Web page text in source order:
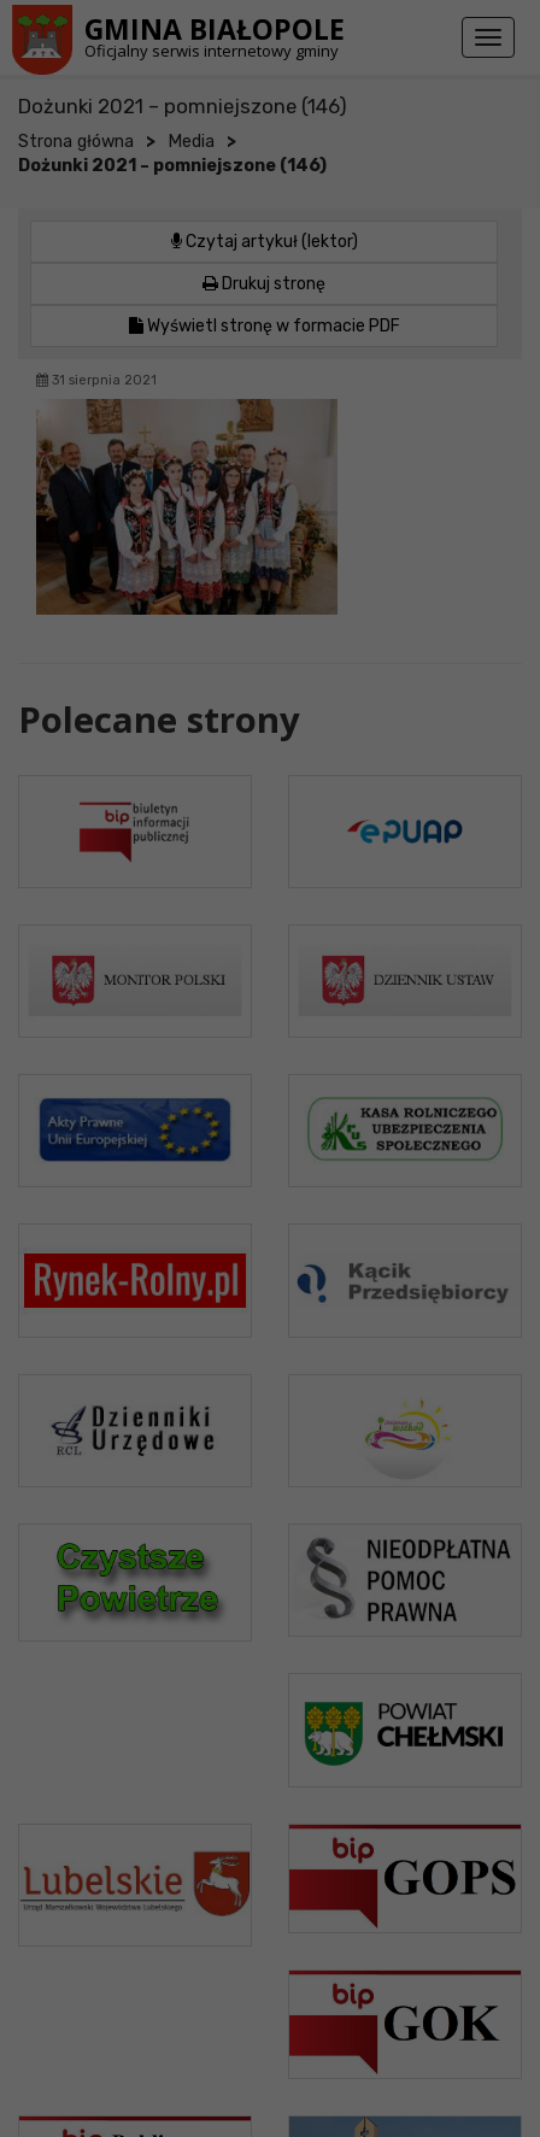
GMINA BIAŁOPOLE
Oficjalny serwis internetowy gminy
Toggle
Dożunki 2021 – pomniejszone (146)
Strona główna > Media >
Dożunki 2021 – pomniejszone (146)
Czytaj artykuł (lektor)
Drukuj stronę
Wyświetl stronę w formacie PDF
31 sierpnia 2021
Polecane strony